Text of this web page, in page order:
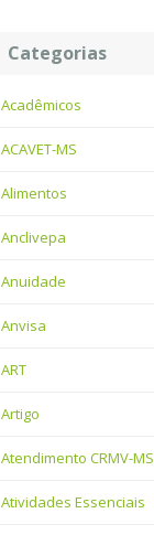
Categorias
Acadêmicos
ACAVET-MS
Alimentos
Anclivepa
Anuidade
Anvisa
ART
Artigo
Atendimento CRMV-MS
Atividades Essenciais